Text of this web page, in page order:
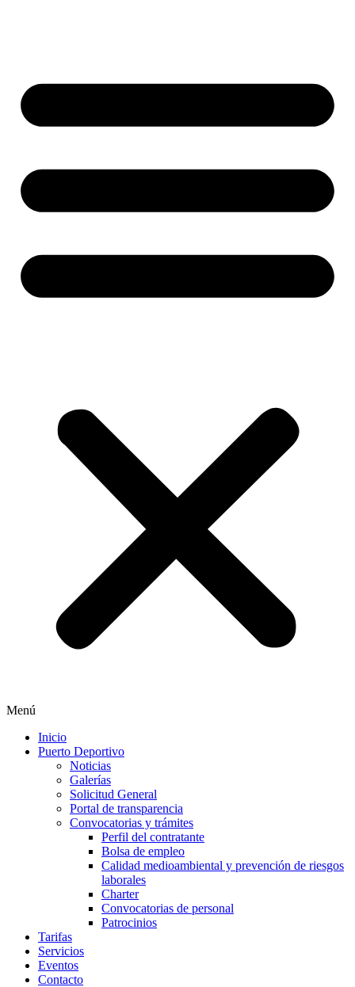
Menú
Inicio
Puerto Deportivo
Noticias
Galerías
Solicitud General
Portal de transparencia
Convocatorias y trámites
Perfil del contratante
Bolsa de empleo
Calidad medioambiental y prevención de riesgos
laborales
Charter
Convocatorias de personal
Patrocinios
Tarifas
Servicios
Eventos
Contacto